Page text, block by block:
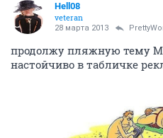
Hell08
veteran
28 марта 2013
продолжу пляжную тему
настойчиво в табличке